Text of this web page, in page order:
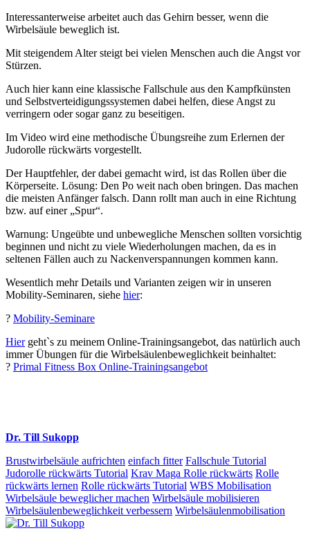
Interessanterweise arbeitet auch das Gehirn besser, wenn die
Wirbelsäule beweglich ist.
Mit steigendem Alter steigt bei vielen Menschen auch die Angst vor
Stürzen.
Auch hier kann eine klassische Fallschule aus den Kampfkünsten
und Selbstverteidigungssystemen dabei helfen, diese Angst zu
verringern oder sogar ganz zu beseitigen.
Im Video wird eine methodische Übungsreihe zum Erlernen der
Judorolle rückwärts vorgestellt.
Der Hauptfehler, der dabei gemacht wird, ist das Rollen über die
Körperseite. Lösung: Den Po weit nach oben bringen. Das machen
die meisten Anfänger falsch. Dann rollt man auch in eine Richtung
bzw. auf einer „Spur“.
Warnung: Ungeübte und unbewegliche Menschen sollten vorsichtig
beginnen und nicht zu viele Wiederholungen machen, da es in
seltenen Fällen auch zu Nackenverspannungen kommen kann.
Wesentlich mehr Details und Varianten zeigen wir in unseren
Mobility-Seminaren, siehe hier:
? Mobility-Seminare
Hiergeht`s zu meinem Online-Trainingsangebot, das natürlich auch
immer Übungen für die Wirbelsäulenbeweglichkeit beinhaltet:
? Primal Fitness Box Online-Trainingsangebot
Dr. Till Sukopp
Brustwirbelsäule aufrichten einfach fitter Fallschule Tutorial
Judorolle rückwärts Tutorial Krav Maga Rolle rückwärts Rolle
rückwärts lernen Rolle rückwärts Tutorial WBS Mobilisation
Wirbelsäule beweglicher machen Wirbelsäule mobilisieren
Wirbelsäulenbeweglichkeit verbessern Wirbelsäulenmobilisation